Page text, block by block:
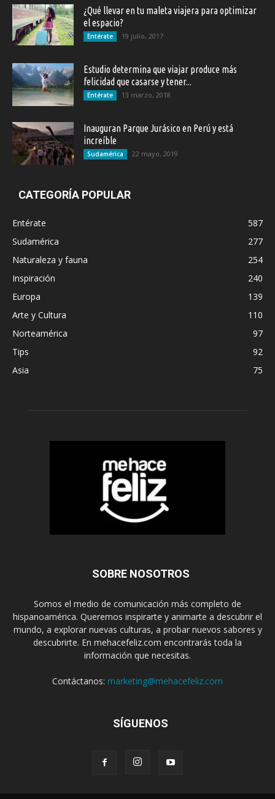
¿Qué llevar en tu maleta viajera para optimizar
el espacio?
Entérate 19 julio, 2017
Estudio determina que viajar produce más
felicidad que casarse y tener...
Entérate 13 marzo, 2018
Inauguran Parque Jurásico en Perú y está
increíble
Sudamérica 22 mayo, 2019
CATEGORÍA POPULAR
Entérate
587
Sudamérica
277
Naturaleza y fauna
254
Inspiración
240
Europa
139
Arte y Cultura
110
Norteamérica
97
Tips
92
Asia
75
SOBRE NOSOTROS
Somos el medio de comunicación más completo de
hispanoamérica. Queremos inspirarte y animarte a descubrir el
mundo, a explorar nuevas culturas, a probar nuevos sabores y
descubrirte. En mehacefeliz.com encontrarás toda la
información que necesitas.
Contáctanos: marketing@mehacefeliz.com
SÍGUENOS